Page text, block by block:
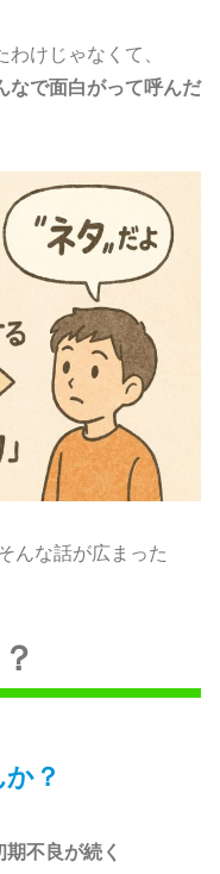
けじゃなくて、
なで面白がって呼んだ
んな話が広まった
？
期不良が続く